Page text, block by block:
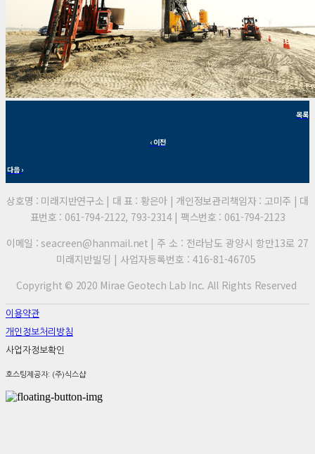
목록
‹ 이전
다음 ›
상호명 : 미래지반연구소 | 대 표 : 황은아 | 개인정보관리책임자 : 고미주 | 대
표번호 : 061-794-2122, 793-2314 | 팩스번호 : 061-794-2123
이메일 : seacreen@hanmail.net | 주 소 : 전라남도 광양시 항만13로 27
미래지반빌딩 | 사업자등록번호 : 416-81-46705
Copyright © 2020 Mirae Geotech Lab Inc. All Rights Reserved
이용약관
개인정보처리방침
사업자정보확인
호스팅제공자: (주)식스샵